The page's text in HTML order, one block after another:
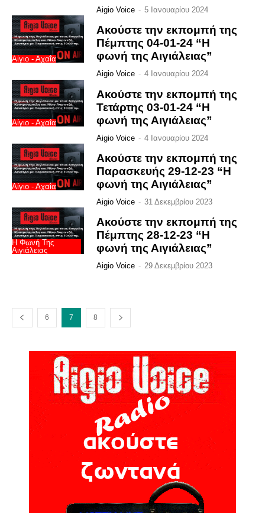
Aigio Voice - 5 Ιανουαρίου 2024
Αίγιο - Αχαΐα
Ακούστε την εκπομπή της
Πέμπτης 04-01-24 “Η
φωνή της Αιγιάλειας”
Aigio Voice - 4 Ιανουαρίου 2024
Αίγιο - Αχαΐα
Ακούστε την εκπομπή της
Τετάρτης 03-01-24 “Η
φωνή της Αιγιάλειας”
Aigio Voice - 4 Ιανουαρίου 2024
Αίγιο - Αχαΐα
Ακούστε την εκπομπή της
Παρασκευής 29-12-23 “Η
φωνή της Αιγιάλειας”
Aigio Voice - 31 Δεκεμβρίου 2023
Η Φωνή Της
Αιγιάλειας
Ακούστε την εκπομπή της
Πέμπτης 28-12-23 “Η
φωνή της Αιγιάλειας”
Aigio Voice - 29 Δεκεμβρίου 2023
6 7 8